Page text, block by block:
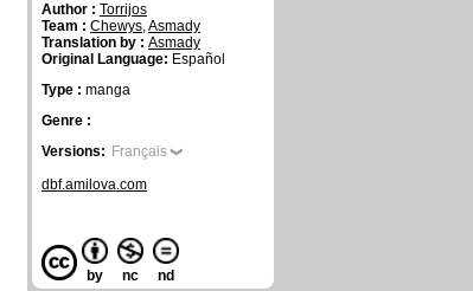
Author : Torrijos
Team : Chewys,Asmady
Translation by : Asmady
Original Language: Español
Type : manga
Genre :
Versions: Français
dbf.amilova.com
by nc nd